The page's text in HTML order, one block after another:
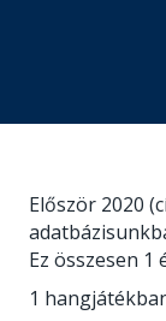
Először 2020
Ez összesen 1
1